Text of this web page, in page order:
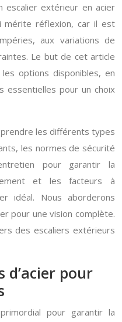
escalier extérieur en acier
mérite réflexion, car il est
aux variations de
Le but de cet article
options disponibles, en
essentielles pour un choix
les différents types
les normes de sécurité
pour garantir la
et les facteurs à
idéal. Nous aborderons
pour une vision complète.
des escaliers extérieurs
d’acier pour
pour garantir la